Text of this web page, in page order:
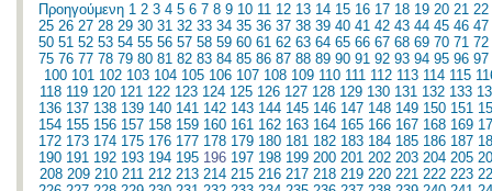
Προηγούμενη 1 2 3 4 5 6 7 8 9 10 11 12 13 14 15 16 17 18 19 20 21 22
25 26 27 28 29 30 31 32 33 34 35 36 37 38 39 40 41 42 43 44 45 46 47
50 51 52 53 54 55 56 57 58 59 60 61 62 63 64 65 66 67 68 69 70 71 72
75 76 77 78 79 80 81 82 83 84 85 86 87 88 89 90 91 92 93 94 95 96 97
100 101 102 103 104 105 106 107 108 109 110 111 112 113 114 115
118 119 120 121 122 123 124 125 126 127 128 129 130 131 132 133
136 137 138 139 140 141 142 143 144 145 146 147 148 149 150 151
154 155 156 157 158 159 160 161 162 163 164 165 166 167 168 169
172 173 174 175 176 177 178 179 180 181 182 183 184 185 186 187
190 191 192 193 194 195 196 197 198 199 200 201 202 203 204 205
208 209 210 211 212 213 214 215 216 217 218 219 220 221 222 223